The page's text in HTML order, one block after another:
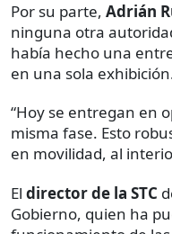
Por su parte, Adrián
ninguna otra
había hecho una
en una sola
“Hoy se entregan en
misma fase. Esto
en movilidad, al
El director de la STC
Gobierno, quien ha